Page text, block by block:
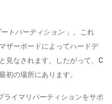
ートパーティション 」。これ
ザーボードによってハードデ
見なされます。したがって、C
初の場所にあります。
ライマリパーティションをサポ